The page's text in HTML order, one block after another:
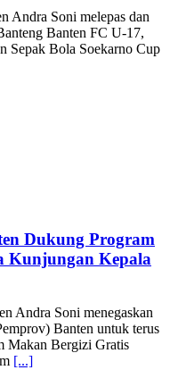
Andra Soni melepas dan
Banten FC U-17,
Sepak Bola Soekarno Cup
Dukung Program
Kunjungan Kepala
Andra Soni menegaskan
Banten untuk terus
Makan Bergizi Gratis
[...]